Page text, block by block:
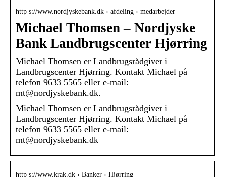
http s://www.nordjyskebank.dk › afdeling › medarbejder
Michael Thomsen – Nordjyske
Bank Landbrugscenter Hjørring
Michael Thomsen er Landbrugsrådgiver i
Landbrugscenter Hjørring. Kontakt Michael på
telefon 9633 5565 eller e-mail:
mt@nordjyskebank.dk.
Michael Thomsen er Landbrugsrådgiver i
Landbrugscenter Hjørring. Kontakt Michael på
telefon 9633 5565 eller e-mail:
mt@nordjyskebank.dk
http s://www.krak.dk › Banker › Hjørring